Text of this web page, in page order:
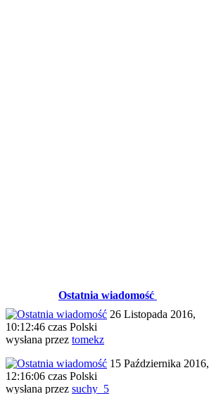
Ostatnia wiadomość
26 Listopada 2016,
10:12:46 czas Polski
wysłana przez tomekz
15 Października 2016,
12:16:06 czas Polski
wysłana przez suchy_5